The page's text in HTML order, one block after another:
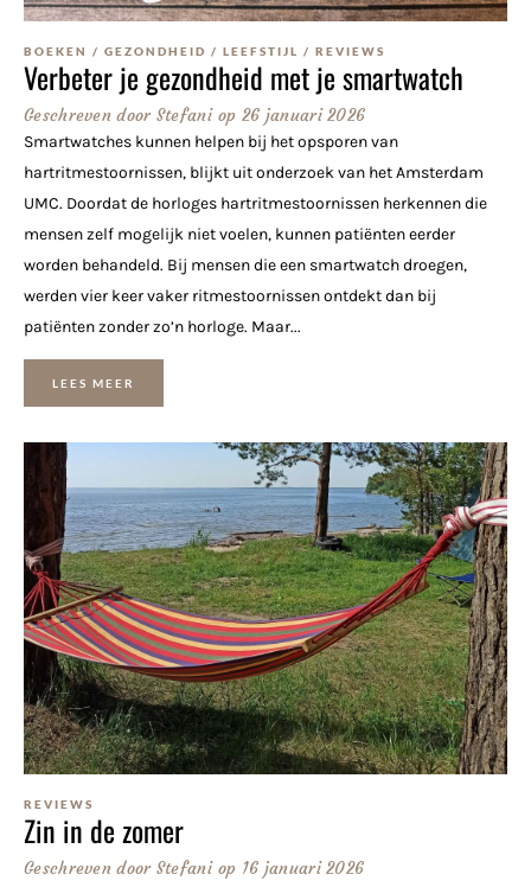
BOEKEN / GEZONDHEID / LEEFSTIJL / REVIEWS
Verbeter je gezondheid met je smartwatch
Geschreven doorStefani op 26 januari 2026
Smartwatches kunnen helpen bij het opsporen van
hartritmestoornissen, blijkt uit onderzoek van het Amsterdam
UMC. Doordat de horloges hartritmestoornissen herkennen die
mensen zelf mogelijk niet voelen, kunnen patiënten eerder
worden behandeld. Bij mensen die een smartwatch droegen,
werden vier keer vaker ritmestoornissen ontdekt dan bij
patiënten zonder zo’n horloge. Maar...
LEES MEER
REVIEWS
Zin in de zomer
Geschreven doorStefani op 16 januari 2026